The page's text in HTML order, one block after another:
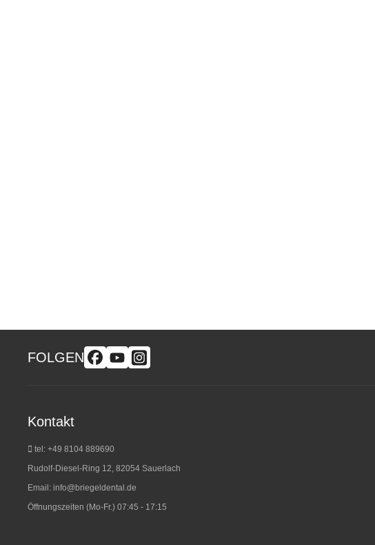
FOLGEN
Kontakt
tel: +49 8104 889690
Rudolf-Diesel-Ring 12, 82054 Sauerlach
Email: info@briegeldental.de
Öffnungszeiten (Mo-Fr.) 07:45 - 17:15